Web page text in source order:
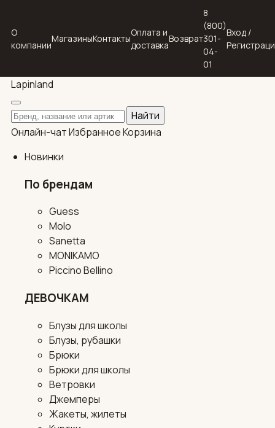
О
компании
МагазиныКонтакты
Оплата и
доставка
Возврат
8
(800)
301-
04-
01
Вход /
Lapinland
Поиск по каталогу
Найти
Онлайн-чатИзбранноеКорзина
Новинки
По брендам
Guess
Molo
Sanetta
MONIKAMO
Piccino Bellino
ДЕВОЧКАМ
Блузы для школы
Блузы, рубашки
Брюки
Брюки для школы
Ветровки
Джемперы
Жакеты, жилеты